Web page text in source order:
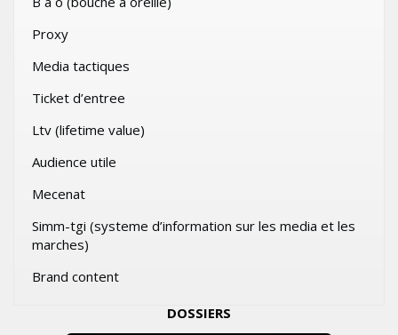
Proxy
Media tactiques
Ticket d’entree
Ltv (lifetime value)
Audience utile
Mecenat
Simm-tgi (systeme d’information sur les media et les
marches)
Brand content
DOSSIERS